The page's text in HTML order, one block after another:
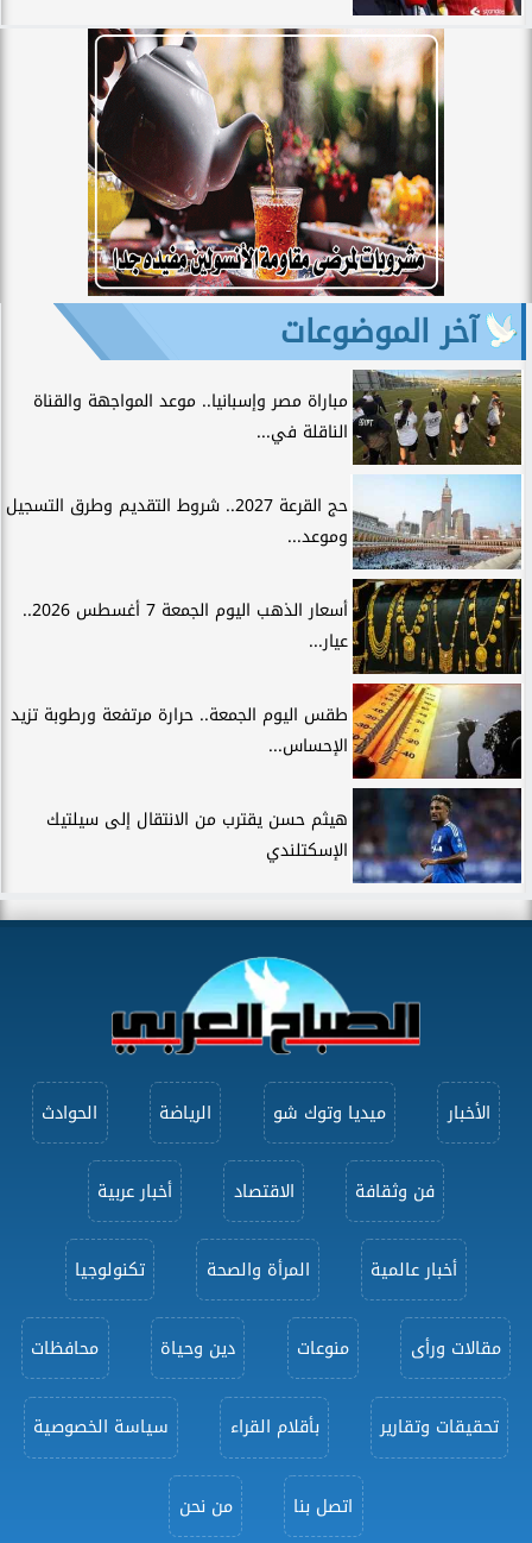
آخر الموضوعات
مباراة مصر وإسبانيا.. موعد المواجهة والقناة
الناقلة في...
حج القرعة 2027.. شروط التقديم وطرق التسجيل
وموعد...
أسعار الذهب اليوم الجمعة 7 أغسطس 2026..
عيار...
طقس اليوم الجمعة.. حرارة مرتفعة ورطوبة تزيد
الإحساس...
هيثم حسن يقترب من الانتقال إلى سيلتيك
الإسكتلندي
الأخبار ميديا وتوك شو الرياضة الحوادث
فن وثقافة الاقتصاد أخبار عربية
أخبار عالمية المرأة والصحة تكنولوجيا
مقالات ورأى منوعات دين وحياة محافظات
تحقيقات وتقارير بأقلام القراء سياسة الخصوصية
اتصل بنا من نحن